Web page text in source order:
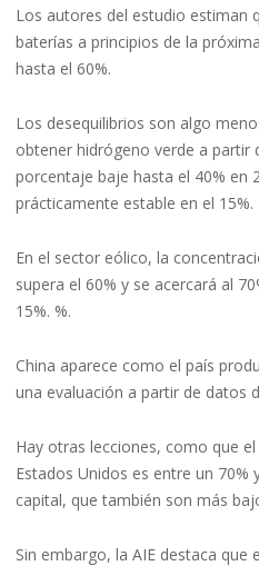
Los autores del estudio estiman
baterías a principios de la
hasta el 60%.
Los desequilibrios son algo
obtener hidrógeno verde a partir
porcentaje baje hasta el 40% en
prácticamente estable en el 15%.
En el sector eólico, la
supera el 60% y se acercará al
15%. %.
China aparece como el país
una evaluación a partir de datos
Hay otras lecciones, como que
Estados Unidos es entre un
capital, que también son más
Sin embargo, la AIE destaca